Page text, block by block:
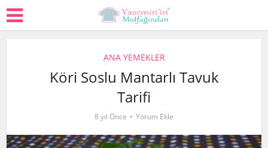
ANA YEMEKLER
Köri Soslu Mantarlı Tavuk
Tarifi
8 yıl Önce Yorum Ekle